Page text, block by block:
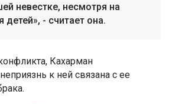
невестке, несмотря на
детей», - считает она.
Кахарман
к ней связана с ее